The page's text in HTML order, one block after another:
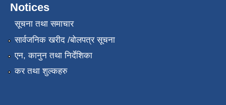
Notices
सूचना तथा समाचार
सार्वजनिक खरीद /बोलपत्र सूचना
एन, कानुन तथा निर्देशिका
कर तथा शुल्कहरु